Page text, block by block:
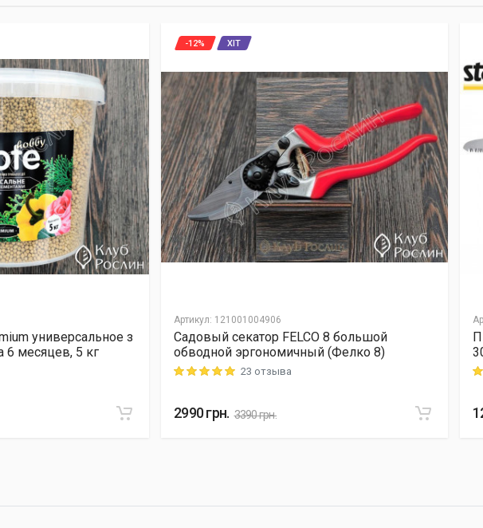
универсальное з
6 месяцев, 5 кг
Артикул: 121001004906
-12% ХІТ
Садовый секатор FELCO 8 большой
обводной эргономичный (Фелко 8)
Rating: 5 out of 523 отзыва
2990грн. 3390грн.